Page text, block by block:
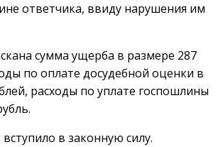
ответчика, ввиду нарушения им
сумма ущерба в размере 287
по оплате досудебной оценки в
расходы по уплате госпошлины
в законную силу.